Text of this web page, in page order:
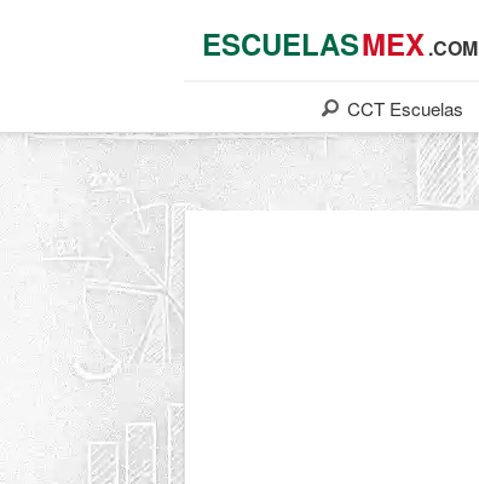
ESCUELASMEX.COM
CCT Escuelas